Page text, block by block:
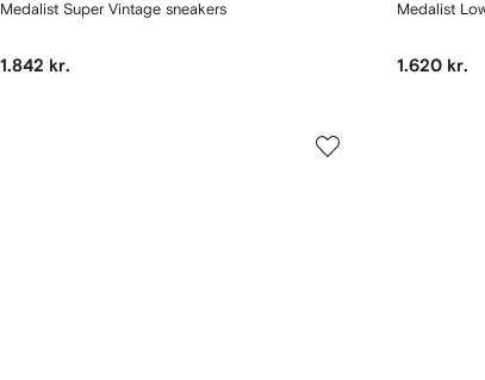
Medalist Super Vintage sneakers
1.842 kr.
Medalist
1.620 kr.